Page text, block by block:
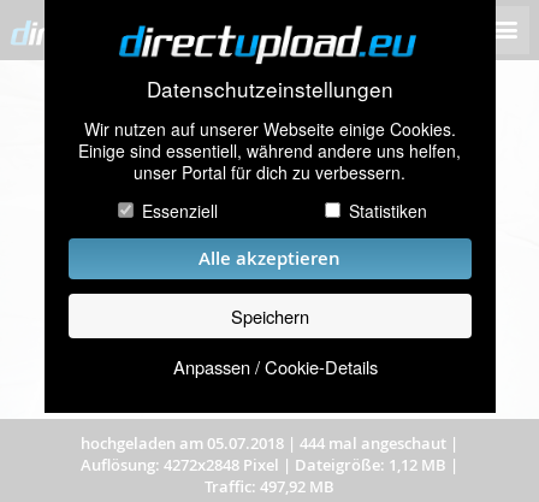
Datenschutzeinstellungen
Wir nutzen auf unserer Webseite einige Cookies.
Einige sind essentiell, während andere uns helfen,
unser Portal für dich zu verbessern.
Essenziell
Statistiken
Alle akzeptieren
Speichern
Anpassen / Cookie-Details
hochgeladen am 05.07.2018 | 444 mal angeschaut |
Auflösung: 4272x2848 Pixel | Dateigröße: 1,12 MB |
Traffic: 497,92 MB